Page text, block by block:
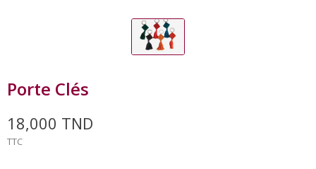
Porte Clés
18,000 TND
TTC